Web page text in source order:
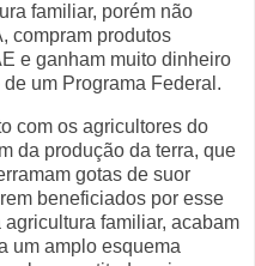
familiar, porém não
compram produtos
e ganham muito dinheiro
um Programa Federal.
com os agricultores do
da produção da terra, que
gotas de suor
beneficiados por esse
familiar, acabam
um amplo esquema